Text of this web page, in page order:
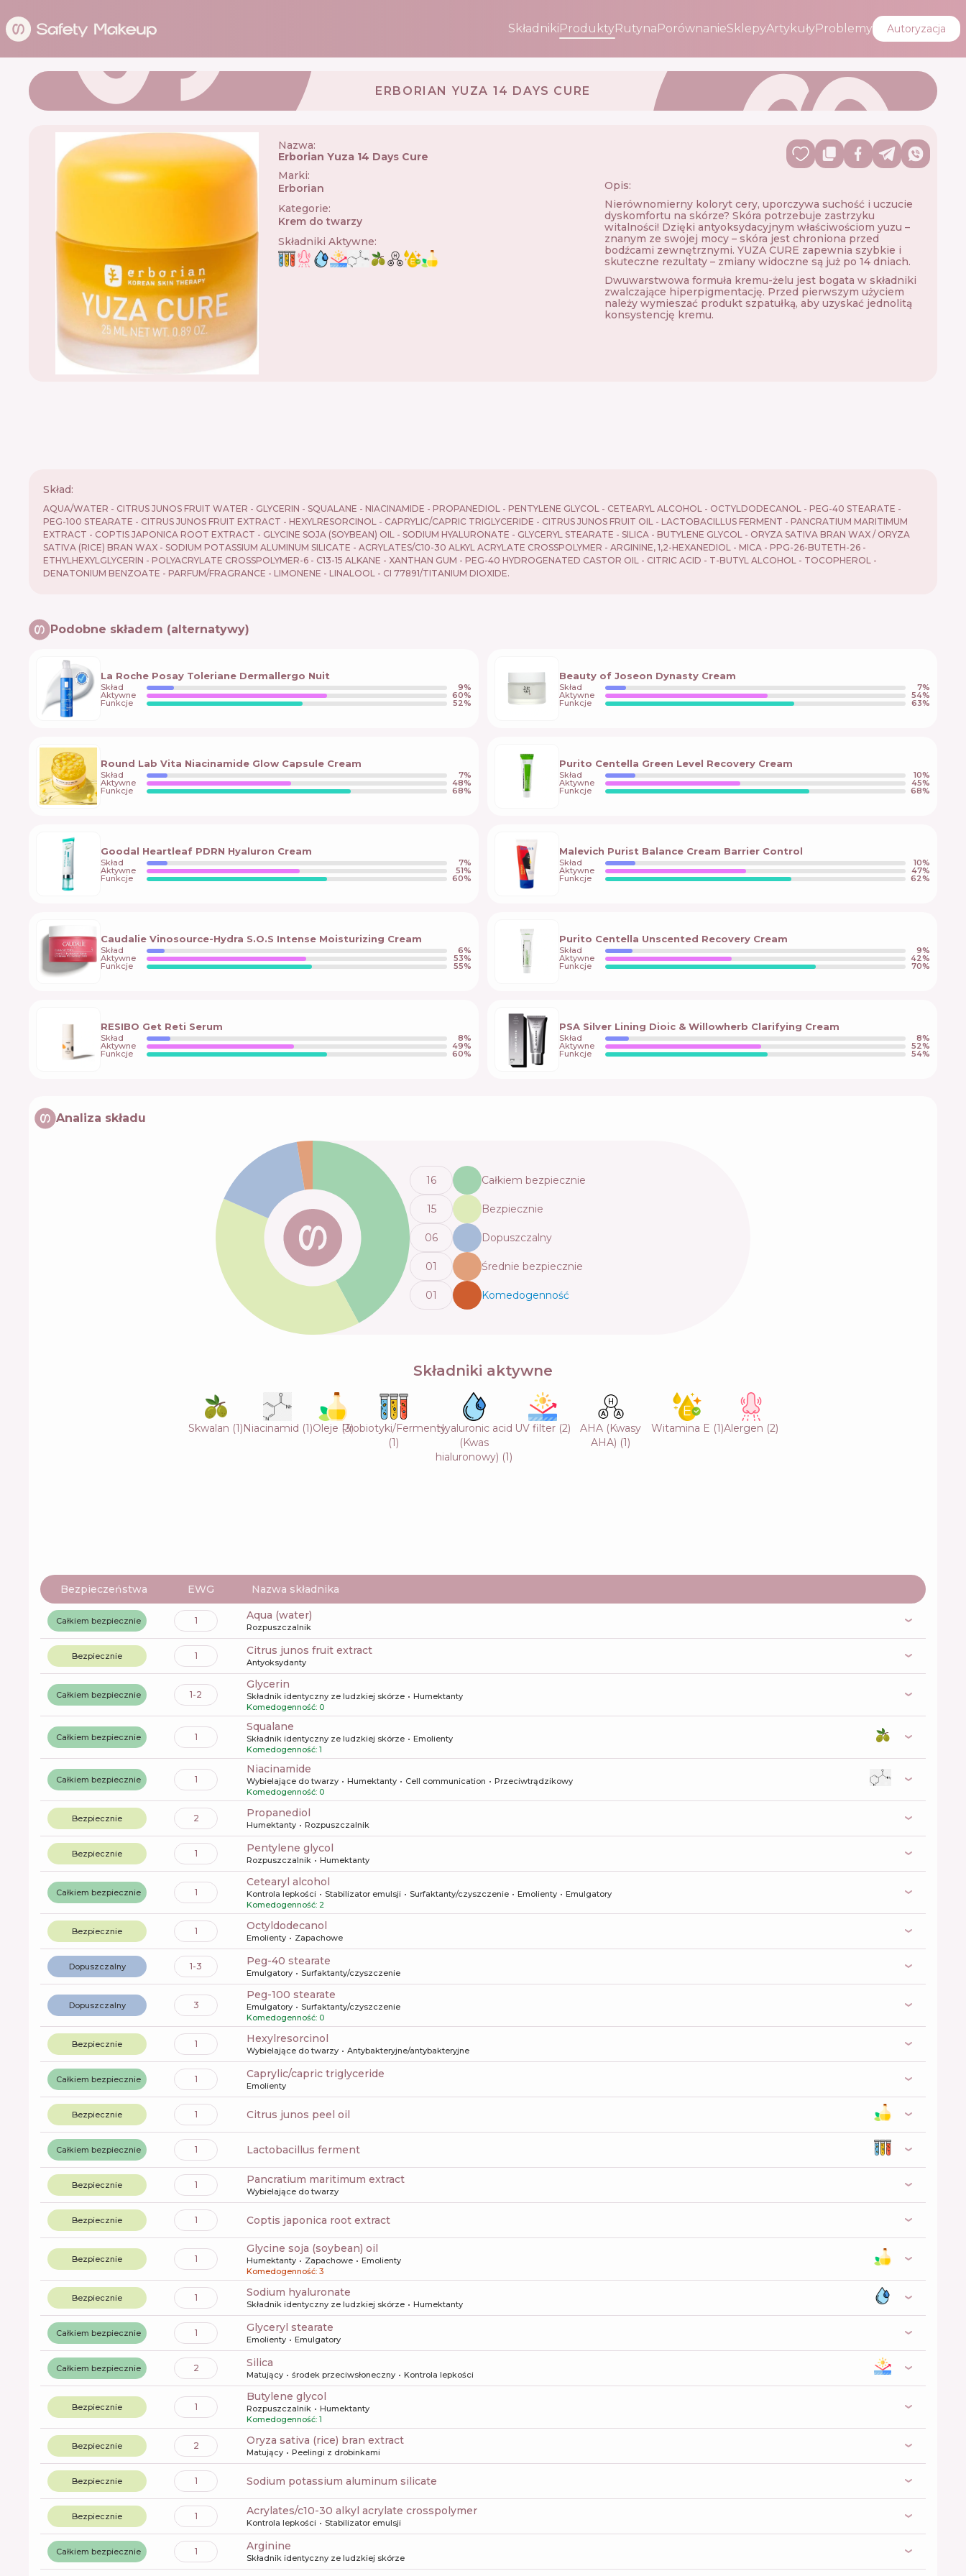
SkładnikiProduktyRutynaPorównanieSklepyArtykułyProblemy Autoryzacja
ERBORIAN YUZA 14 DAYS CURE
Nazwa:
Erborian Yuza 14 Days Cure
Marki:
Erborian
Kategorie:
Krem do twarzy
Składniki Aktywne:
Opis:
Nierównomierny koloryt cery, uporczywa suchość i uczucie
dyskomfortu na skórze? Skóra potrzebuje zastrzyku
witalności! Dzięki antyoksydacyjnym właściwościom yuzu –
znanym ze swojej mocy – skóra jest chroniona przed
bodźcami zewnętrznymi. YUZA CURE zapewnia szybkie i
skuteczne rezultaty – zmiany widoczne są już po 14 dniach.
Dwuwarstwowa formuła kremu-żelu jest bogata w składniki
zwalczające hiperpigmentację. Przed pierwszym użyciem
należy wymieszać produkt szpatułką, aby uzyskać jednolitą
konsystencję kremu.
Skład:
AQUA/WATER - CITRUS JUNOS FRUIT WATER - GLYCERIN - SQUALANE - NIACINAMIDE - PROPANEDIOL - PENTYLENE GLYCOL - CETEARYL ALCOHOL - OCTYLDODECANOL - PEG-40 STEARATE -
PEG-100 STEARATE - CITRUS JUNOS FRUIT EXTRACT - HEXYLRESORCINOL - CAPRYLIC/CAPRIC TRIGLYCERIDE - CITRUS JUNOS FRUIT OIL - LACTOBACILLUS FERMENT - PANCRATIUM MARITIMUM
EXTRACT - COPTIS JAPONICA ROOT EXTRACT - GLYCINE SOJA (SOYBEAN) OIL - SODIUM HYALURONATE - GLYCERYL STEARATE - SILICA - BUTYLENE GLYCOL - ORYZA SATIVA BRAN WAX / ORYZA
SATIVA (RICE) BRAN WAX - SODIUM POTASSIUM ALUMINUM SILICATE - ACRYLATES/C10-30 ALKYL ACRYLATE CROSSPOLYMER - ARGININE, 1,2-HEXANEDIOL - MICA - PPG-26-BUTETH-26 -
ETHYLHEXYLGLYCERIN - POLYACRYLATE CROSSPOLYMER-6 - C13-15 ALKANE - XANTHAN GUM - PEG-40 HYDROGENATED CASTOR OIL - CITRIC ACID - T-BUTYL ALCOHOL - TOCOPHEROL -
DENATONIUM BENZOATE - PARFUM/FRAGRANCE - LIMONENE - LINALOOL - CI 77891/TITANIUM DIOXIDE.
Podobne składem (alternatywy)
La Roche Posay Toleriane Dermallergo Nuit
Skład 9%
Aktywne 60%
Funkcje 52%
Beauty of Joseon Dynasty Cream
Skład 7%
Aktywne 54%
Funkcje 63%
Round Lab Vita Niacinamide Glow Capsule Cream
Skład 7%
Aktywne 48%
Funkcje 68%
Purito Centella Green Level Recovery Cream
Skład 10%
Aktywne 45%
Funkcje 68%
Goodal Heartleaf PDRN Hyaluron Cream
Skład 7%
Aktywne 51%
Funkcje 60%
Malevich Purist Balance Cream Barrier Control
Skład 10%
Aktywne 47%
Funkcje 62%
Caudalie Vinosource-Hydra S.O.S Intense Moisturizing Cream
Skład 6%
Aktywne 53%
Funkcje 55%
Purito Centella Unscented Recovery Cream
Skład 9%
Aktywne 42%
Funkcje 70%
RESIBO Get Reti Serum
Skład 8%
Aktywne 49%
Funkcje 60%
PSA Silver Lining Dioic & Willowherb Clarifying Cream
Skład 8%
Aktywne 52%
Funkcje 54%
Analiza składu
16 Całkiem bezpiecznie
15 Bezpiecznie
06 Dopuszczalny
01 Średnie bezpiecznie
01 Komedogenność
Składniki aktywne
Skwalan (1)Niacinamid (1)Oleje (3)
Probiotyki/Fermenty
(1)
Hyaluronic acid
(Kwas
hialuronowy) (1)
UV filter(2)
AHA (Kwasy
AHA) (1)
Witamina E (1)Alergen (2)
Bezpieczeństwa EWG Nazwa składnika
Całkiem bezpiecznie 1 aqua (water)
Rozpuszczalnik
Bezpiecznie 1 citrus junos fruit extract
Antyoksydanty
Całkiem bezpiecznie 1-2
glycerin
Składnik identyczny ze ludzkiej skórze
Humektanty
Komedogenność: 0
Całkiem bezpiecznie 1
squalane
Składnik identyczny ze ludzkiej skórze
Emolienty
Komedogenność: 1
Całkiem bezpiecznie 1
niacinamide
Wybielające do twarzy Humektanty Cell communication
Przeciwtrądzikowy
Komedogenność: 0
Bezpiecznie 2 propanediol
Humektanty Rozpuszczalnik
Bezpiecznie 1 pentylene glycol
Rozpuszczalnik Humektanty
Całkiem bezpiecznie 1
cetearyl alcohol
Kontrola lepkości Stabilizator emulsji Surfaktanty/czyszczenie Emolienty
Emulgatory
Komedogenność: 2
Bezpiecznie 1 octyldodecanol
Emolienty Zapachowe
Dopuszczalny 1-3 peg-40 stearate
Emulgatory Surfaktanty/czyszczenie
Dopuszczalny 3
peg-100 stearate
Emulgatory
Surfaktanty/czyszczenie
Komedogenność: 0
Bezpiecznie 1 hexylresorcinol
Wybielające do twarzy Antybakteryjne/antybakteryjne
Całkiem bezpiecznie 1 caprylic/capric triglyceride
Emolienty
Bezpiecznie 1 citrus junos peel oil
Całkiem bezpiecznie 1 lactobacillus ferment
Bezpiecznie 1 pancratium maritimum extract
Wybielające do twarzy
Bezpiecznie 1 coptis japonica root extract
Bezpiecznie 1
glycine soja (soybean) oil
Humektanty Zapachowe
Emolienty
Komedogenność: 3
Bezpiecznie 1 sodium hyaluronate
Składnik identyczny ze ludzkiej skórze Humektanty
Całkiem bezpiecznie 1 glyceryl stearate
Emolienty Emulgatory
Całkiem bezpiecznie 2 silica
Matujący środek przeciwsłoneczny Kontrola lepkości
Bezpiecznie 1
butylene glycol
Rozpuszczalnik
Humektanty
Komedogenność: 1
Bezpiecznie 2 oryza sativa (rice) bran extract
Matujący Peelingi z drobinkami
Bezpiecznie 1 sodium potassium aluminum silicate
Bezpiecznie 1 acrylates/c10-30 alkyl acrylate crosspolymer
Kontrola lepkości Stabilizator emulsji
Całkiem bezpiecznie 1 arginine
Składnik identyczny ze ludzkiej skórze